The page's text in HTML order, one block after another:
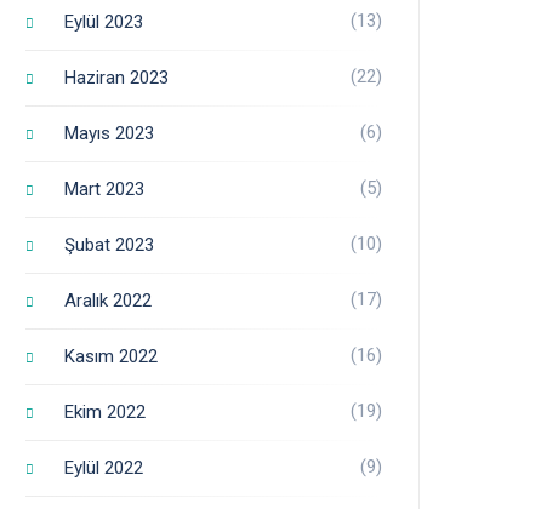
Eylül 2023 (13)
Haziran 2023 (22)
Mayıs 2023 (6)
Mart 2023 (5)
Şubat 2023 (10)
Aralık 2022 (17)
Kasım 2022 (16)
Ekim 2022 (19)
Eylül 2022 (9)